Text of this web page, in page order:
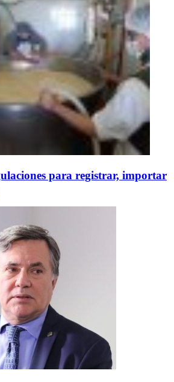
para registrar, importar